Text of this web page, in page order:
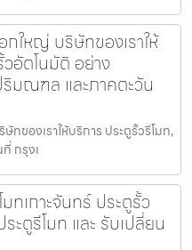
ใหญ่ บริษัทของเราให้
อัตโนมัติ อย่าง
มณฑล และภาคตะวัน
ของเราให้บริการ ประตูรั้วรีโมท,
กรุงเ
ทเกาะจันทร์ ประตูรั้ว
ะตูรีโมท และ รับเปลี่ยน